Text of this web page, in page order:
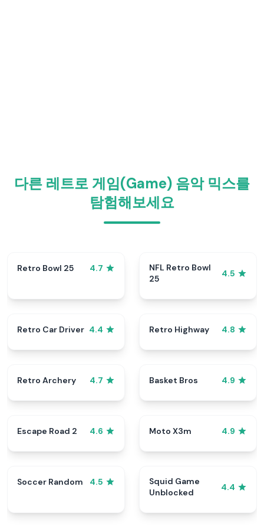
다른 레트로 게임(Game) 음악 믹스를
탐험해보세요
Retro Bowl 25 4.7
NFL Retro Bowl
25
4.5
Retro Car Driver 4.4 Retro Highway 4.8
Retro Archery 4.7 Basket Bros 4.9
Escape Road 2 4.6 Moto X3m 4.9
Soccer Random 4.5
Squid Game
Unblocked
4.4